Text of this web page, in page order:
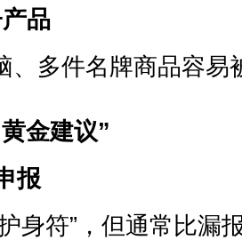
品
、多件名牌商品容易
金建议”
报
身符”，但通常比漏